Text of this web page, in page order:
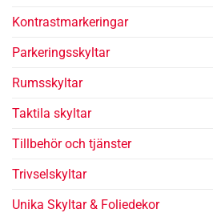
Kontrast­­markeringar
Parkerings­skyltar
Rums­skyltar
Taktila skyltar
Tillbehör och tjänster
Trivsel­skyltar
Unika Skyltar & Foliedekor